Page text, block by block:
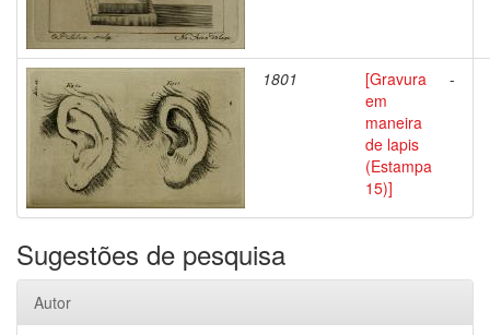
1801
[Gravura
em
maneira
de lapis
(Estampa
15)]
-
Sugestões de pesquisa
Autor